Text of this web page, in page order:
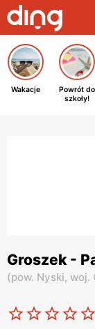
Wakacje
Powrót do
szkoły!
Groszek -
(pow. Nyski, woj.